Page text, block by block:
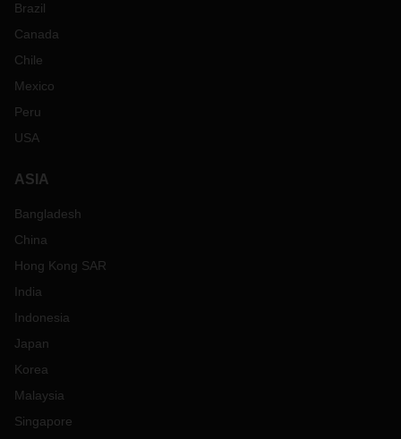
Brazil
Canada
Chile
Mexico
Peru
USA
ASIA
Bangladesh
China
Hong Kong SAR
India
Indonesia
Japan
Korea
Malaysia
Singapore